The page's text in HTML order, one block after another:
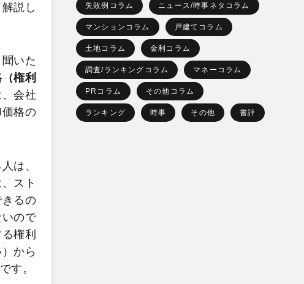
説し
いた
権利
会社
格の
は、
スト
るの
ので
権利
から
す。
失敗例コラム ニュース/時事ネタコラム
マンションコラム 戸建てコラム
土地コラム 金利コラム
調査/ランキングコラム マネーコラム
PRコラム その他コラム
ランキング 時事 その他 書評